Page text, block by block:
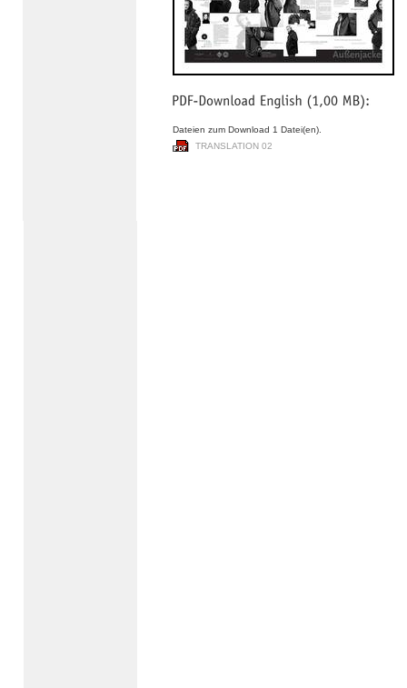
Dateien zum Download 1 Datei(en).
TRANSLATION 02